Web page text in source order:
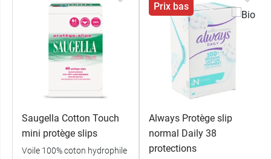
Sans viscose
Sans super absorbant synthétique
Testé cliniquement
Conditionnement :
boîte de 30 protège-slips.
Saugella Cotton Touch
mini protège slips
Voile 100% coton hydrophile
Prix bas
Always Protège slip
normal Daily 38
protections